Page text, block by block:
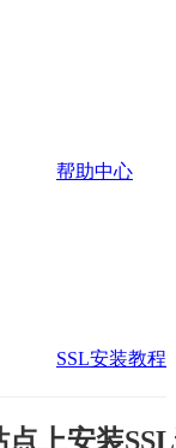
帮助中心
SSL安装教程
上安装